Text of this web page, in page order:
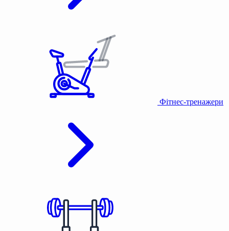
Фітнес-тренажери